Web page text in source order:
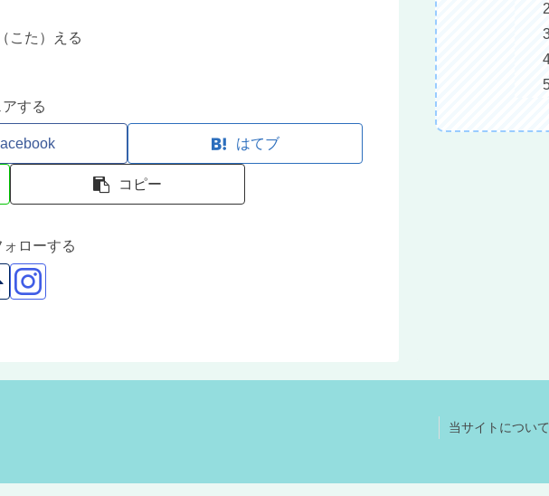
こた）える
アする
はてブ
コピー
ローする
当サイトについて